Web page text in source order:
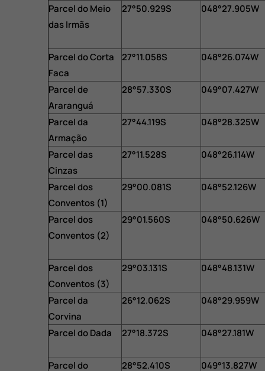
Parcel do Meio
das Irmãs
27°50.929S 048°27.905W
Parcel do Corta
Faca
27°11.058S 048°26.074W
Parcel de
Araranguá
28°57.330S 049°07.427W
Parcel da
Armação
27°44.119S 048°28.325W
Parcel das
Cinzas
27°11.528S 048°26.114W
Parcel dos
Conventos (1)
29°00.081S 048°52.126W
Parcel dos
Conventos (2)
29°01.560S 048°50.626W
Parcel dos
Conventos (3)
29°03.131S 048°48.131W
Parcel da
Corvina
26°12.062S 048°29.959W
Parcel do Dada 27°18.372S 048°27.181W
Parcel do 28°52.410S 049°13.827W